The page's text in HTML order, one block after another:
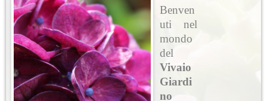
Benven
uti nel
mondo
del
Vivaio
Giardi
no